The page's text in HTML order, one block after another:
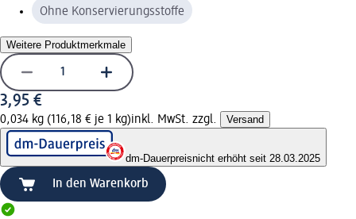
Ohne Konservierungsstoffe
Weitere Produktmerkmale
3,95 €
0,034 kg (116,18 € je 1 kg)inkl. MwSt. zzgl. Versand
dm-Dauerpreisnicht erhöht seit 28.03.2025
In den Warenkorb